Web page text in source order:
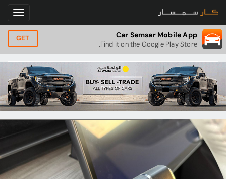
Car Semsar Mobile App
Find it on the Google Play Store.
GET